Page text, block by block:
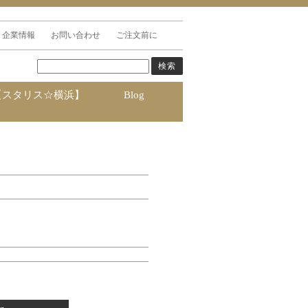
企業情報 お問い合わせ ご注文前に
タリス☆横浜】 Blog